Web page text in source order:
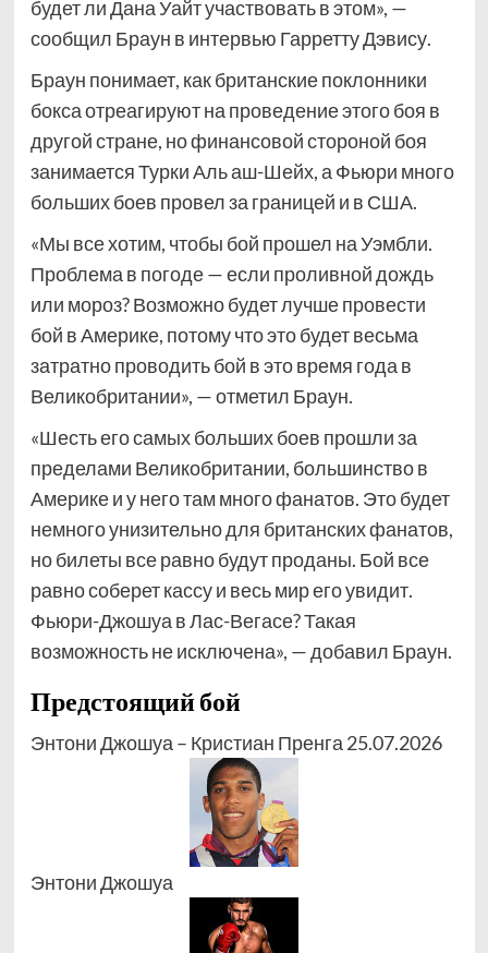
будет ли Дана Уайт участвовать в этом», —
сообщил Браун в интервью Гарретту Дэвису.
Браун понимает, как британские поклонники
бокса отреагируют на проведение этого боя в
другой стране, но финансовой стороной боя
занимается Турки Аль аш-Шейх, а Фьюри много
больших боев провел за границей и в США.
«Мы все хотим, чтобы бой прошел на Уэмбли.
Проблема в погоде — если проливной дождь
или мороз? Возможно будет лучше провести
бой в Америке, потому что это будет весьма
затратно проводить бой в это время года в
Великобритании», — отметил Браун.
«Шесть его самых больших боев прошли за
пределами Великобритании, большинство в
Америке и у него там много фанатов. Это будет
немного унизительно для британских фанатов,
но билеты все равно будут проданы. Бой все
равно соберет кассу и весь мир его увидит.
Фьюри-Джошуа в Лас-Вегасе? Такая
возможность не исключена», — добавил Браун.
Предстоящий бой
Энтони Джошуа – Кристиан Пренга 25.07.2026
Энтони Джошуа